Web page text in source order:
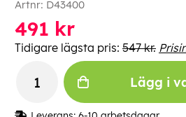
Artnr: D43400
491 kr
Tidigare lägsta pris: 547 kr.
Lägg i